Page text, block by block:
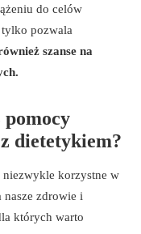
do celów
pozwala
szanse na
dietetykiem?
niezwykle korzystne w
nasze zdrowie i
których warto